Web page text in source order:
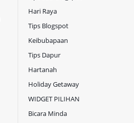
Hari Raya
Tips Blogspot
Keibubapaan
Tips Dapur
Hartanah
Holiday Getaway
WIDGET PILIHAN
Bicara Minda